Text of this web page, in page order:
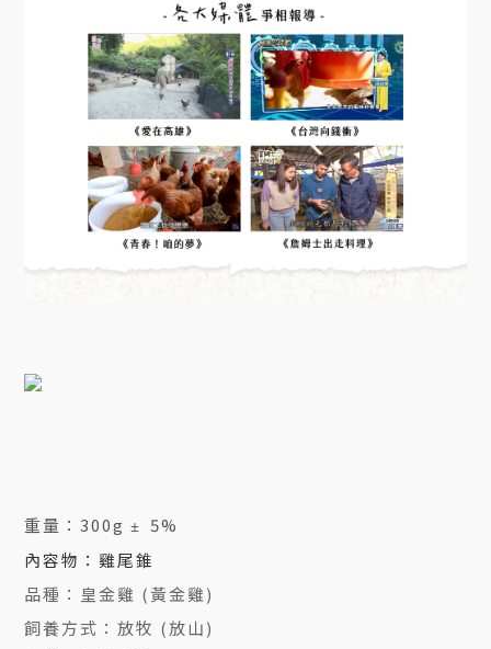
重量：300g ± 5%
內容物：雞尾錐
品種：皇金雞 (黃金雞)
飼養方式：放牧 (放山)